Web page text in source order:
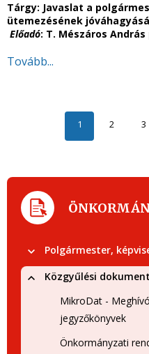
Tárgy: Javaslat a
ütemezésének
Előadó: T. Mészáros
Tovább...
1 2 3
Polgármester,
Közgyűlési
MikroDat -
jegyzőkönyvek
Önkormányzati